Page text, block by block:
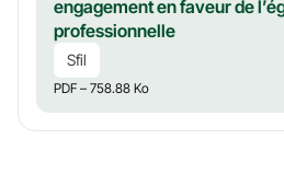
engagement en faveur de
professionnelle
Sfil
PDF – 758.88 Ko